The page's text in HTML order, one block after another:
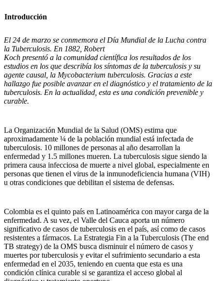
Introducción
El 24 de marzo se conmemora el Día Mundial de la Lucha contra
la Tuberculosis. En 1882, Robert
Koch presentó a la comunidad científica los resultados de los
estudios en los que describía los síntomas de la tuberculosis y su
agente causal, la Mycobacterium tuberculosis. Gracias a este
hallazgo fue posible avanzar en el diagnóstico y el tratamiento de la
tuberculosis. En la actualidad, esta es una condición prevenible y
curable.
La Organización Mundial de la Salud (OMS) estima que
aproximadamente ¼ de la población mundial está infectada de
tuberculosis. 10 millones de personas al año desarrollan la
enfermedad y 1.5 millones mueren. La tuberculosis sigue siendo la
primera causa infecciosa de muerte a nivel global, especialmente en
personas que tienen el virus de la inmunodeficiencia humana (VIH)
u otras condiciones que debilitan el sistema de defensas.
Colombia es el quinto país en Latinoamérica con mayor carga de la
enfermedad. A su vez, el Valle del Cauca aporta un número
significativo de casos de tuberculosis en el país, así como de casos
resistentes a fármacos. La Estrategia Fin a la Tuberculosis (The end
TB strategy) de la OMS busca disminuir el número de casos y
muertes por tuberculosis y evitar el sufrimiento secundario a esta
enfermedad en el 2035, teniendo en cuenta que esta es una
condición clínica curable si se garantiza el acceso global al